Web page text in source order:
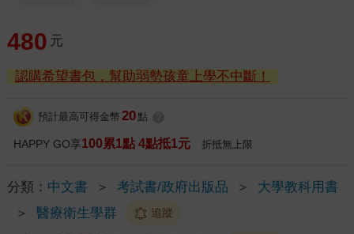
480 元
認購希望書包，幫助弱勢孩童上學不中斷！
預計最高可得金幣 20 點
HAPPY GO享100累1點 4點抵1元 折抵無上限
分類： 中文書 ＞ 考試書/政府出版品 ＞
大學教科用書
＞
醫療衛生學群 追蹤